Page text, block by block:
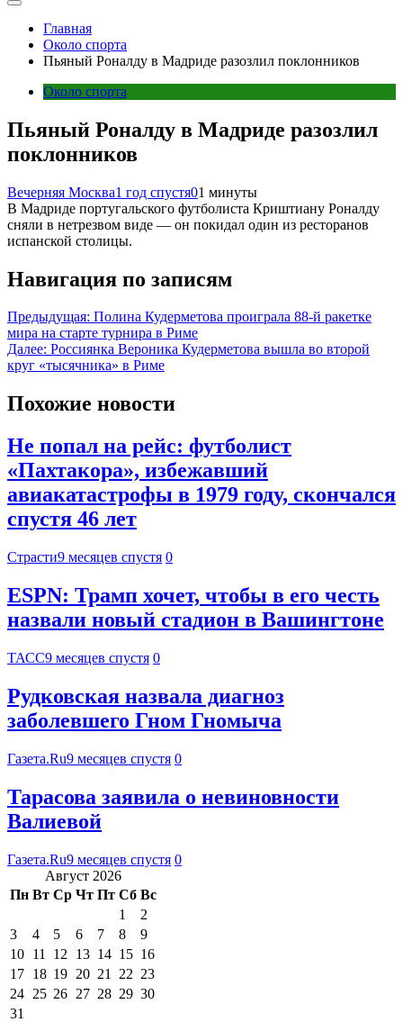
Главная
Около спорта
Пьяный Роналду в Мадриде разозлил поклонников
Около спорта
Пьяный Роналду в Мадриде разозлил
поклонников
Вечерняя Москва1 год спустя01 минуты
В Мадриде португальского футболиста Криштиану Роналду
сняли в нетрезвом виде — он покидал один из ресторанов
испанской столицы.
Навигация по записям
Предыдущая: Полина Кудерметова проиграла 88-й ракетке
мира на старте турнира в Риме
Далее: Россиянка Вероника Кудерметова вышла во второй
круг «тысячника» в Риме
Похожие новости
Не попал на рейс: футболист
«Пахтакора», избежавший
авиакатастрофы в 1979 году, скончался
спустя 46 лет
Страсти9 месяцев спустя 0
ESPN: Трамп хочет, чтобы в его честь
назвали новый стадион в Вашингтоне
ТАСС9 месяцев спустя 0
Рудковская назвала диагноз
заболевшего Гном Гномыча
Газета.Ru9 месяцев спустя 0
Тарасова заявила о невиновности
Валиевой
Газета.Ru9 месяцев спустя 0
Август 2026
Пн Вт Ср Чт Пт Сб Вс
1
2
3
4 5 6 7 8
9
10 11 12 13 14 15 16
17 18 19 20 21 22 23
24 25 26 27 28 29 30
31